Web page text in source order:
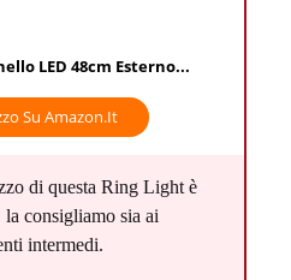
LED 48cm Esterno...
Su Amazon.it
di questa Ring Light è
la consigliamo sia ai
intermedi.